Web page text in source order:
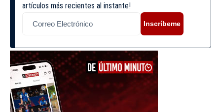
artículos más recientes al instante!
Inscríbeme